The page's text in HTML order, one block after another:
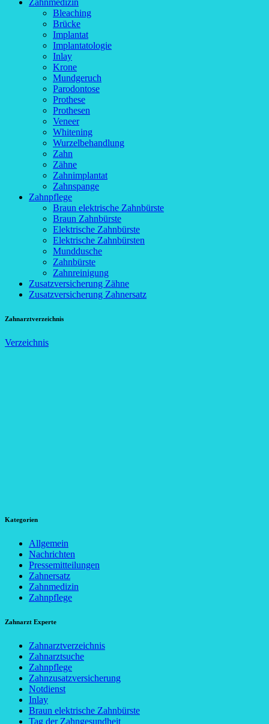
Zahnmedizin
Bleaching
Brücke
Implantat
Implantatologie
Inlay
Krone
Mundgeruch
Parodontose
Prothese
Prothesen
Veneer
Whitening
Wurzelbehandlung
Zahn
Zähne
Zahnimplantat
Zahnspange
Zahnpflege
Braun elektrische Zahnbürste
Braun Zahnbürste
Elektrische Zahnbürste
Elektrische Zahnbürsten
Munddusche
Zahnbürste
Zahnreinigung
Zusatzversicherung Zähne
Zusatzversicherung Zahnersatz
Zahnarztverzeichnis
Verzeichnis
Kategorien
Allgemein
Nachrichten
Pressemitteilungen
Zahnersatz
Zahnmedizin
Zahnpflege
Zahnarzt Experte
Zahnarztverzeichnis
Zahnarztsuche
Zahnpflege
Zahnzusatzversicherung
Notdienst
Inlay
Braun elektrische Zahnbürste
Tag der Zahngesundheit